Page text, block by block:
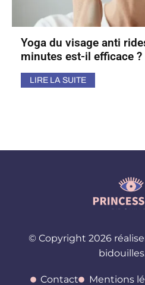
Yoga du visage anti
minutes est-il efficace ?
LIRE LA SUITE
© Copyright 2026
Contact Mentions